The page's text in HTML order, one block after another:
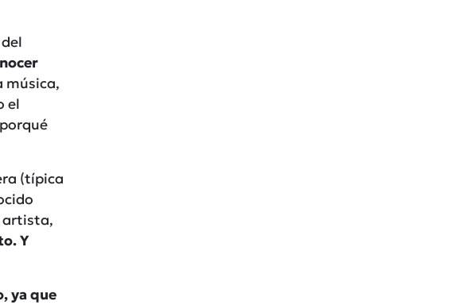
música,
el
(típica
artista,
Y
ya que